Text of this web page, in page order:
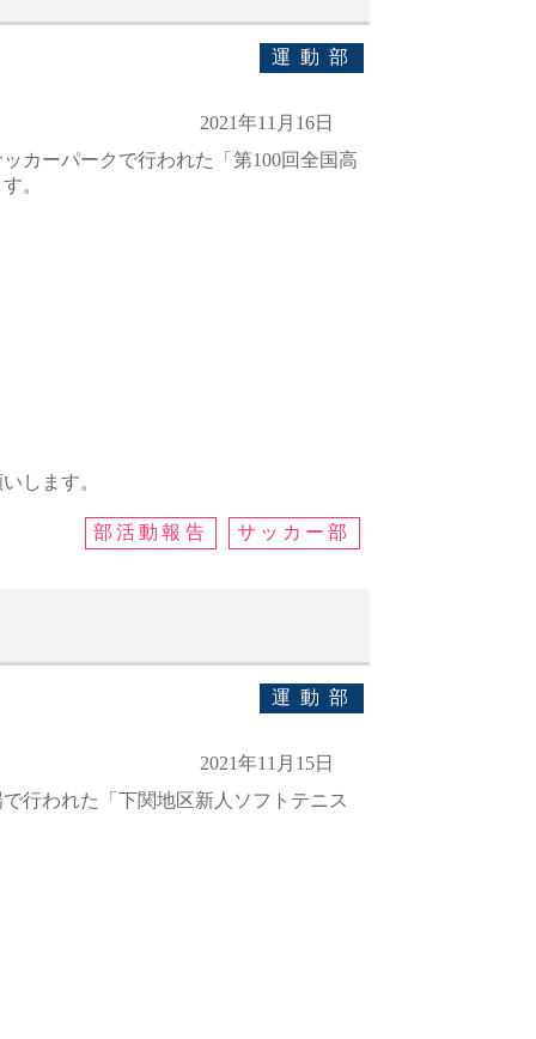
運動部
2021年11月16日
カーパークで行われた「第100回全国高
。
します。
部活動報告 サッカー部
運動部
2021年11月15日
行われた「下関地区新人ソフトテニス